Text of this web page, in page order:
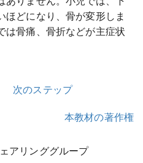
ほどになり、骨が変形しま
は骨痛、骨折などが主症状
次のステップ
本教材の著作権
アリンググループ